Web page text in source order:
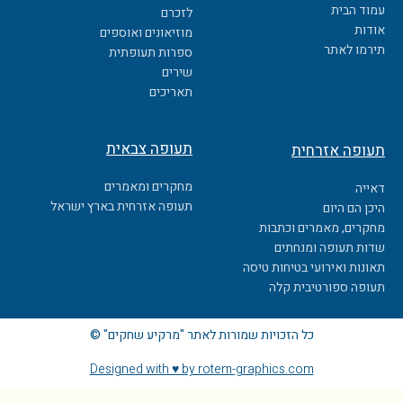
b
o
o
k
עמוד הבית
אודות
תירמו לאתר
לזכרם
מוזיאונים ואוספים
ספרות תעופתית
שירים
תאריכים
תעופה אזרחית
דאייה
היכן הם היום
מחקרים, מאמרים וכתבות
שדות תעופה ומנחתים
תאונות ואירועי בטיחות טיסה
תעופה ספורטיבית קלה
תעופה צבאית
מחקרים ומאמרים
תעופה אזרחית בארץ ישראל
כל הזכויות שמורות לאתר "מרקיע שחקים" ©
Designed with ♥ by rotem-graphics.com